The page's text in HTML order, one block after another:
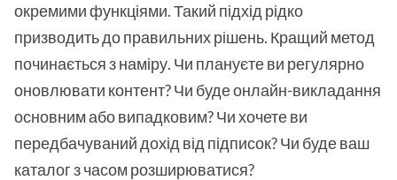
окремими функціями. Такий підхід рідко
призводить до правильних рішень. Кращий метод
починається з наміру. Чи плануєте ви регулярно
оновлювати контент? Чи буде онлайн-викладання
основним або випадковим? Чи хочете ви
передбачуваний дохід від підписок? Чи буде ваш
каталог з часом розширюватися?